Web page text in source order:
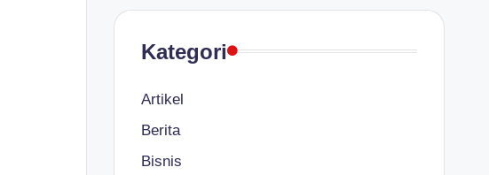
Kategori
Artikel
Berita
Bisnis